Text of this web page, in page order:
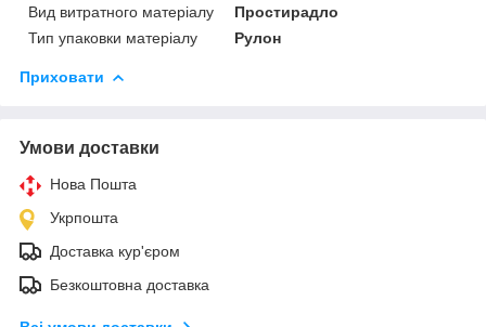
Вид витратного матеріалу
Простирадло
Тип упаковки матеріалу
Рулон
Приховати
Умови доставки
Нова Пошта
Укрпошта
Доставка кур'єром
Безкоштовна доставка